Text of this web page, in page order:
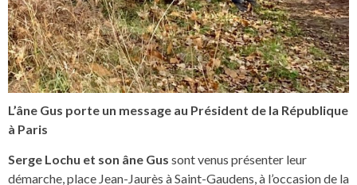
L’âne Gus porte un message au Président de la République
à Paris
Serge Lochu et son âne Gus sont venus présenter leur
démarche, place Jean-Jaurès à Saint-Gaudens, à l’occasion de la